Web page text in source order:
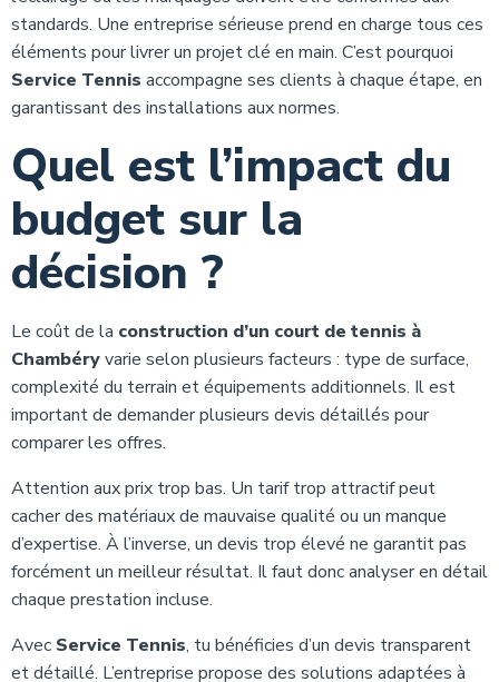
standards. Une entreprise sérieuse prend en charge tous ces
éléments pour livrer un projet clé en main. C’est pourquoi
Service Tennis accompagne ses clients à chaque étape, en
garantissant des installations aux normes.
Quel est l’impact du
budget sur la
décision ?
Le coût de la construction d’un court de tennis à
Chambéryvarie selon plusieurs facteurs : type de surface,
complexité du terrain et équipements additionnels. Il est
important de demander plusieurs devis détaillés pour
comparer les offres.
Attention aux prix trop bas. Un tarif trop attractif peut
cacher des matériaux de mauvaise qualité ou un manque
d’expertise. À l’inverse, un devis trop élevé ne garantit pas
forcément un meilleur résultat. Il faut donc analyser en détail
chaque prestation incluse.
Avec Service Tennis, tu bénéficies d’un devis transparent
et détaillé. L’entreprise propose des solutions adaptées à